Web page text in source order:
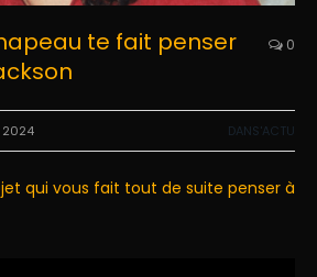
te fait penser
0
2024 DANS'ACTU
qui vous fait tout de suite penser à